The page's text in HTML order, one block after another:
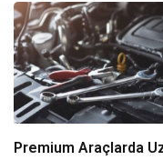
Premium Araçlarda